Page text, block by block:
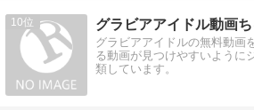
10 グラビアアイドル動画
グラビアアイドルの無料動画
る動画が見つけやすいように
類しています。